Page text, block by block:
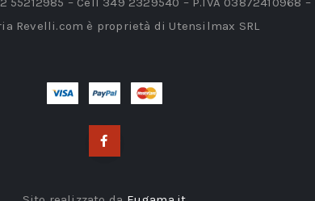
Revelli.com è proprietà di Utensilmax SRL